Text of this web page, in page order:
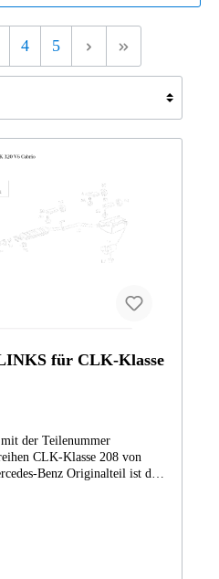
4 5
für CLK-Klasse
der Teilenummer
CLK-Klasse 208 von
Das